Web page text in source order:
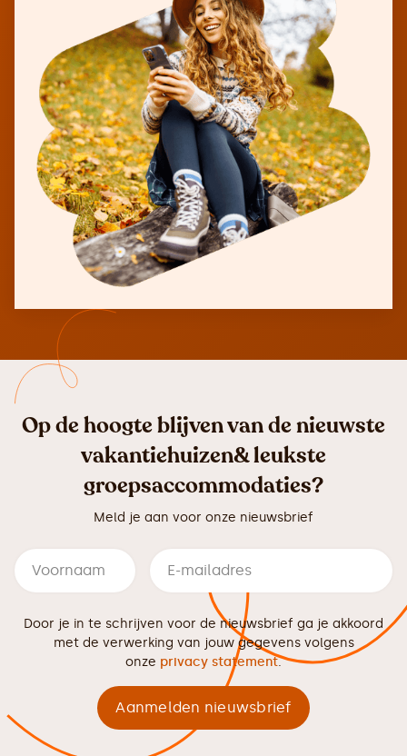
Op de hoogte blijven van de nieuwste
vakantiehuizen& leukste
groepsaccommodaties?
Meld je aan voor onze nieuwsbrief
Door je in te schrijven voor de nieuwsbrief ga je akkoord
met de verwerking van jouw gegevens volgens
onze privacy statement.